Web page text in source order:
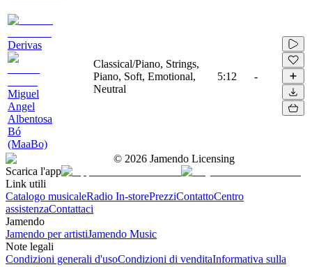
Derivas
Miguel
Angel
Albentosa
Bó
(MaaBo)
Classical/Piano, Strings,
Piano, Soft, Emotional,
Neutral
5:12 -
© 2026 Jamendo Licensing
Scarica l'app
Link utili
Catalogo musicaleRadio In-storePrezziContattoCentro
assistenzaContattaci
Jamendo
Jamendo per artistiJamendo Music
Note legali
Condizioni generali d'usoCondizioni di venditaInformativa sulla